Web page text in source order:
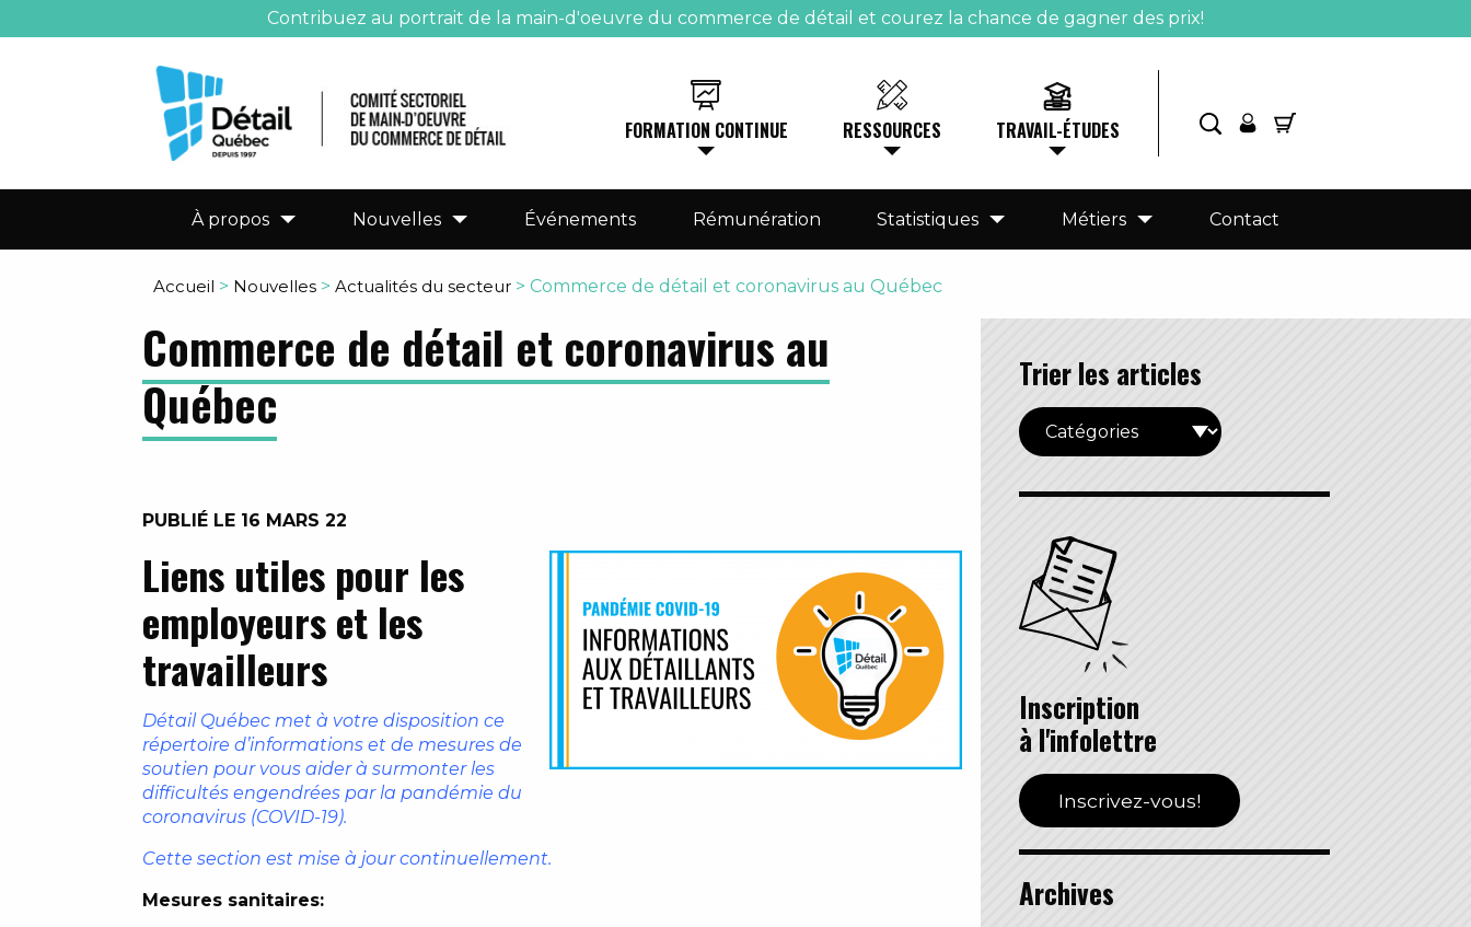
Contribuez au portrait de la main-d'oeuvre du commerce de détail et courez la chance de gagner des prix!
FORMATION CONTINUE RESSOURCES TRAVAIL-ÉTUDES
À propos Nouvelles Événements Rémunération Statistiques Métiers Contact
Accueil > Nouvelles> Actualités du secteur> Commerce de détail et coronavirus au Québec
Commerce de détail et coronavirus au
Québec
PUBLIÉ LE 16 MARS 22
Liens utiles pour les
employeurs et les
travailleurs
Détail Québec met à votre disposition ce
répertoire d’informations et de mesures de
soutien pour vous aider à surmonter les
difficultés engendrées par la pandémie du
coronavirus (COVID-19).
Cette section est mise à jour continuellement.
Mesures sanitaires:
Trier les articles
Inscription
à l'infolettre
Inscrivez-vous!
Archives